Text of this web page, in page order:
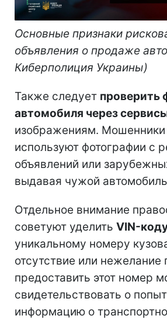
Основные признаки
объявления о продаже
Киберполиция Украины)
Также следует проверить
автомобиля через
изображениям. Мошенники
используют фотографии с
объявлений или
выдавая чужой
Отдельное внимание
советуют уделить VIN-
уникальному номеру
отсутствие или нежелание
предоставить этот номер
свидетельствовать о
информацию о